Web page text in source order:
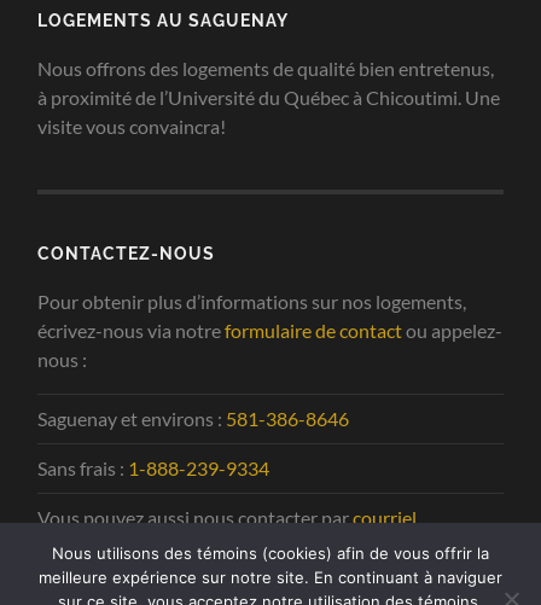
LOGEMENTS AU SAGUENAY
Nous offrons des logements de qualité bien entretenus,
à proximité de l’Université du Québec à Chicoutimi. Une
visite vous convaincra!
CONTACTEZ-NOUS
Pour obtenir plus d’informations sur nos logements,
écrivez-nous via notreformulaire de contactou appelez-
nous :
Saguenay et environs : 581-386-8646
Sans frais : 1-888-239-9334
Vous pouvez aussi nous contacter parcourriel.
Nous utilisons des témoins (cookies) afin de vous offrir la
meilleure expérience sur notre site. En continuant à naviguer